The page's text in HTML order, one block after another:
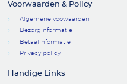
Voorwaarden & Policy
Algemene voowaarden
Bezorginformatie
Betaalinformatie
Privacy policy
Handige Links